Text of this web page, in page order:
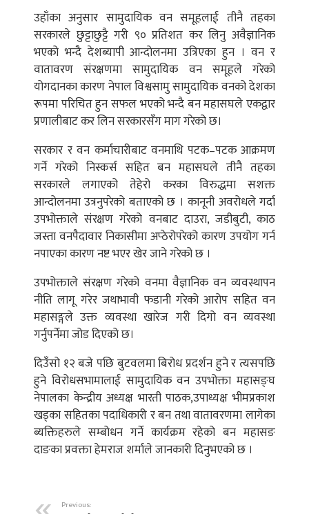
उहाँका अनुसार सामुदायिक वन समूहलाई तीनै तहका
सरकारले छुट्टाछुट्टै गरी ९० प्रतिशत कर लिनु अवैज्ञानिक
भएको भन्दै देशब्यापी आन्दोलनमा उत्रिएका हुन । वन र
वातावरण संरक्षणमा सामुदायिक वन समूहले गरेको
योगदानका कारण नेपाल विश्वसामु सामुदायिक वनको देशका
रूपमा परिचित हुन सफल भएको भन्दै बन महासघले एकद्वार
प्रणालीबाट कर लिन सरकारसँग माग गरेको छ।
सरकार र वन कर्माचारीबाट वनमाथि पटक–पटक आक्रमण
गर्ने गरेको निस्कर्स सहित बन महासघले तीनै तहका
सरकारले लगाएको तेहेरो करका विरुद्धमा सशक्त
आन्दोलनमा उत्रनुपरेको बताएको छ । कानूनी अवरोधले गर्दा
उपभोक्ताले संरक्षण गरेको वनबाट दाउरा, जडीबुटी, काठ
जस्ता वनपैदावार निकासीमा अप्ठेरोपरेको कारण उपयोग गर्न
नपाएका कारण नष्ट भएर खेर जाने गरेको छ ।
उपभोक्ताले संरक्षण गरेको वनमा वैज्ञानिक वन व्यवस्थापन
नीति लागू गरेर जथाभावी फडानी गरेको आरोप सहित वन
महासङ्गले उक्त व्यवस्था खारेज गरी दिगो वन व्यवस्था
गर्नुपर्नेमा जोड दिएको छ।
दिउँसो १२ बजे पछि बुटवलमा बिरोध प्रदर्शन हुने र त्यसपछि
हुने विरोधसभामालाई सामुदायिक वन उपभोक्ता महासङ्घ
नेपालका केन्द्रीय अध्यक्ष भारती पाठक,उपाध्यक्ष भीमप्रकाश
खड्का सहितका पदाधिकारी र बन तथा वातावरणमा लागेका
ब्यक्तिहरुले सम्बोधन गर्ने कार्यक्रम रहेको बन महासङ
दाङका प्रवक्ता हेमराज शर्माले जानकारी दिनुभएको छ ।
Previous: